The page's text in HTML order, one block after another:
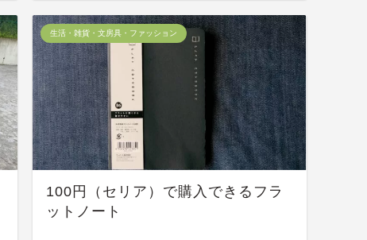
生活・雑貨・文房具・ファッション
100円（セリア）で購入できるフラ
ットノート